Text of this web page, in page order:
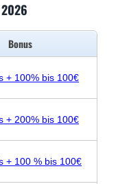
Bonus
+ 100% bis 100€
+ 200% bis 100€
+ 100 % bis 100€